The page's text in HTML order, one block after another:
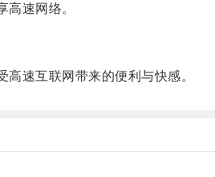
速网络。
速互联网带来的便利与快感。